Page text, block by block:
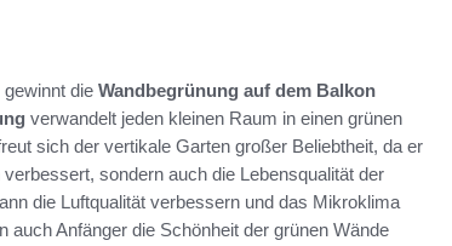
die Wandbegrünung auf dem Balkon
verwandelt jeden kleinen Raum in einen grünen
sich der vertikale Garten großer Beliebtheit, da er
sondern auch die Lebensqualität der
die Luftqualität verbessern und das Mikroklima
auch Anfänger die Schönheit der grünen Wände